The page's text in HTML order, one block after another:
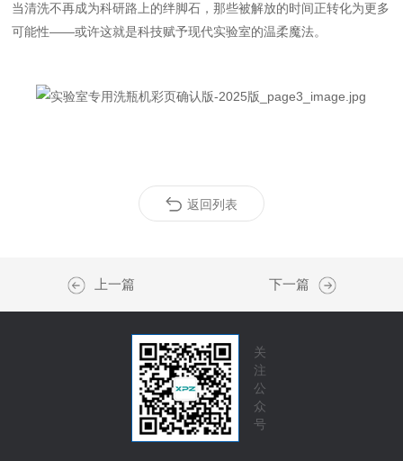
当清洗不再成为科研路上的绊脚石，那些被解放的时间正转化为更多
可能性——或许这就是科技赋予现代实验室的温柔魔法。
返回列表
上一篇 下一篇
关
注
公
众
号